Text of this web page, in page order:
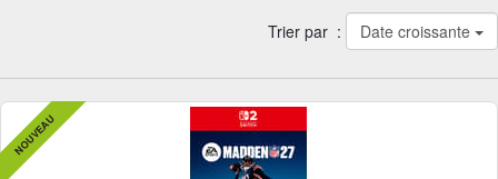
Trier par : Date croissante
NOUVEAU